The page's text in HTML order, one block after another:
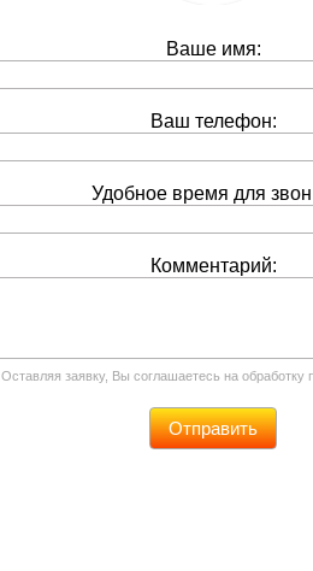
Ваше имя:
Ваш телефон:
Удобное время для
Комментарий:
Оставляя заявку, Вы соглашаетесь на обработку
Отправить